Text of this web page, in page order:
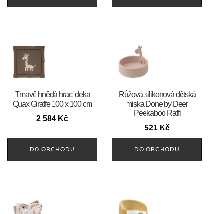
Tmavě hnědá hrací deka
Quax Giraffe 100 x 100 cm
2 584 Kč
DO OBCHODU
Růžová silikonová dětská
miska Done by Deer
Peekaboo Raffi
521 Kč
DO OBCHODU